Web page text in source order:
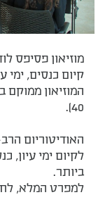
קיום כנסים, ימי
המוזיאון ממוקם
40).
האודיטוריום
לקיום ימי עיון,
ביותר.
למפרט המלא,